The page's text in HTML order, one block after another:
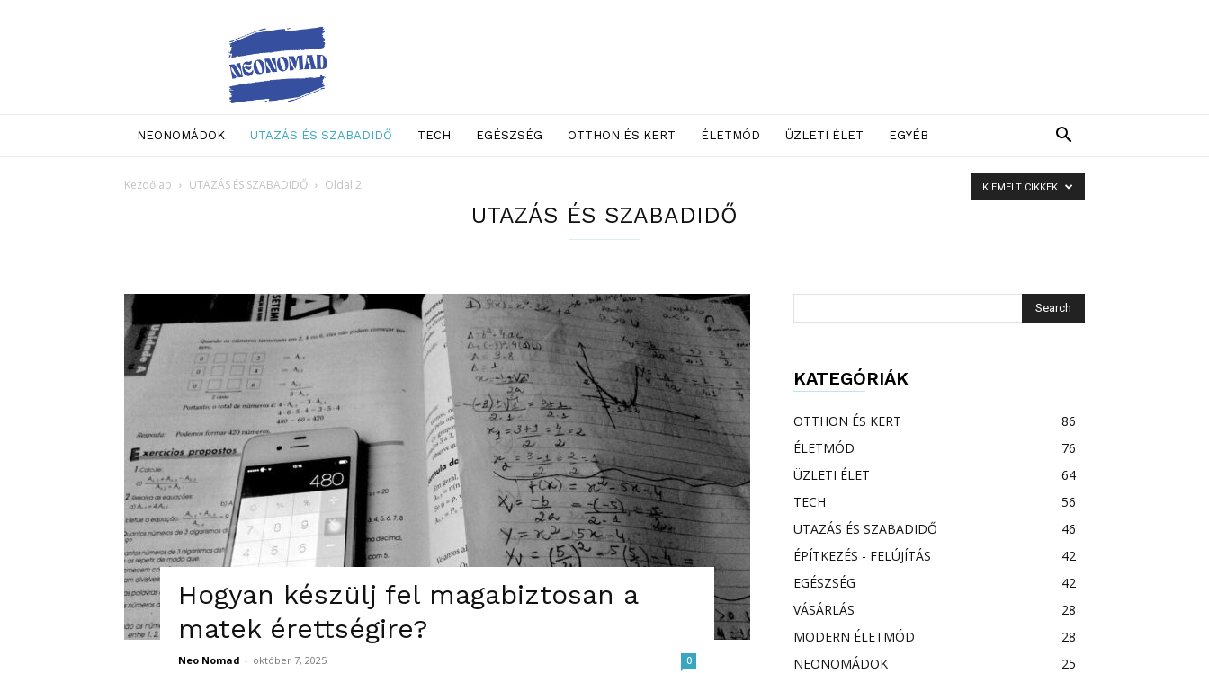
Neo
Nomad
NEONOMÁDOK UTAZÁS ÉS SZABADIDŐ TECH EGÉSZSÉG OTTHON ÉS KERT ÉLETMÓD ÜZLETI ÉLET EGYÉB
Kezdőlap UTAZÁS ÉS SZABADIDŐ Oldal 2
UTAZÁS ÉS SZABADIDŐ
KIEMELT CIKKEK
Hogyan készülj fel magabiztosan a
matek érettségire?
Neo Nomad - október 7, 2025 0
KATEGÓRIÁK
OTTHON ÉS KERT
86
ÉLETMÓD
76
ÜZLETI ÉLET
64
TECH
56
UTAZÁS ÉS SZABADIDŐ
46
ÉPÍTKEZÉS - FELÚJÍTÁS
42
EGÉSZSÉG
42
VÁSÁRLÁS
28
MODERN ÉLETMÓD
28
NEONOMÁDOK
25